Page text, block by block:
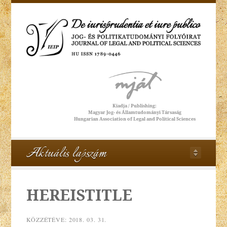
Aktuális lapszám
HEREISTITLE
KÖZZÉTÉVE: 2018. 03. 31.